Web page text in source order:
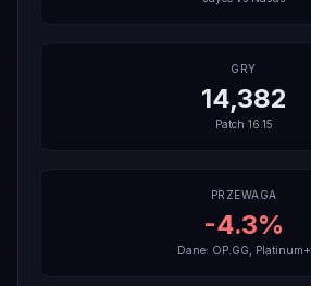
GRY
14,382
Patch 16.15
PRZEWAGA
-4.3%
Dane: OP.GG, Platinum+